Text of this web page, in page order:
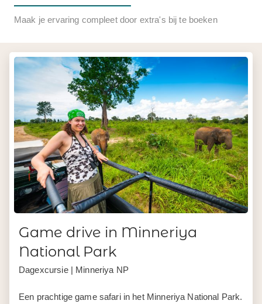
Maak je ervaring compleet door extra's bij te boeken
Game drive in Minneriya
National Park
Dagexcursie | Minneriya NP
Een prachtige game safari in het Minneriya National Park.